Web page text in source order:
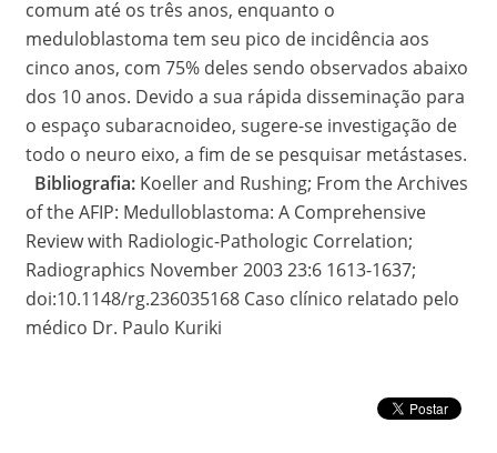
comum até os três anos, enquanto o
meduloblastoma tem seu pico de incidência aos
cinco anos, com 75% deles sendo observados abaixo
dos 10 anos. Devido a sua rápida disseminação para
o espaço subaracnoideo, sugere-se investigação de
todo o neuro eixo, a fim de se pesquisar metástases.
Bibliografia:Koeller and Rushing; From the Archives
of the AFIP: Medulloblastoma: A Comprehensive
Review with Radiologic-Pathologic Correlation;
Radiographics November 2003 23:6 1613-1637;
doi:10.1148/rg.236035168 Caso clínico relatado pelo
médico Dr. Paulo Kuriki